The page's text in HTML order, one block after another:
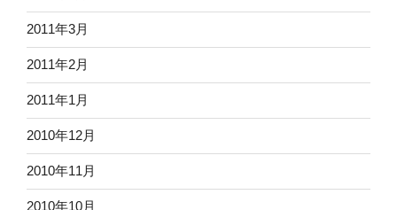
2011年3月
2011年2月
2011年1月
2010年12月
2010年11月
2010年10月